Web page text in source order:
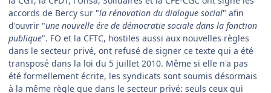
accords de Bercy sur "la rénovation du dialogue social" afin
d'ouvrir "une nouvelle ére de démocratie sociale dans la fonction
publique". FO et la CFTC, hostiles aussi aux nouvelles règles
dans le secteur privé, ont refusé de signer ce texte qui a été
transposé dans la loi du 5 juillet 2010. Même si elle n'a pas
été formellement écrite, les syndicats sont soumis désormais
à la même règle que dans le secteur privé: seuls ceux qui